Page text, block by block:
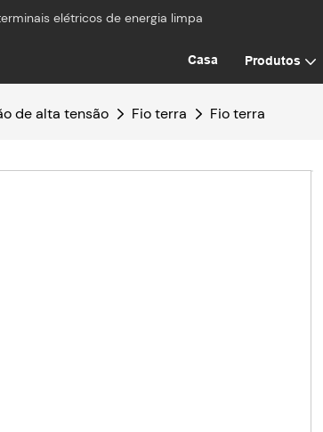
elétricos de energia limpa
Casa Produtos
de alta tensão Fio terra Fio terra